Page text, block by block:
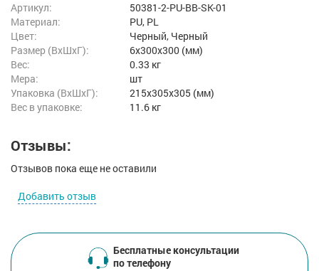
Артикул:
50381-2-PU-BB-SK-01
Материал:
PU, PL
Цвет:
Черный, Черный
Размер (ВxШxГ):
6x300x300 (мм)
Вес:
0.33 кг
Мера:
шт
Упаковка (ВхШхГ):
215x305x305 (мм)
Вес в упаковке:
11.6 кг
Отзывы:
Отзывов пока еще не оставили
Добавить отзыв
Бесплатные консультации
по телефону